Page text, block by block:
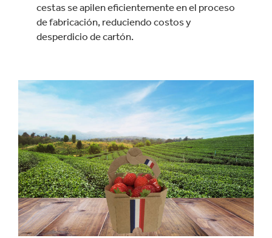
cestas se apilen eficientemente en el proceso
de fabricación, reduciendo costos y
desperdicio de cartón.